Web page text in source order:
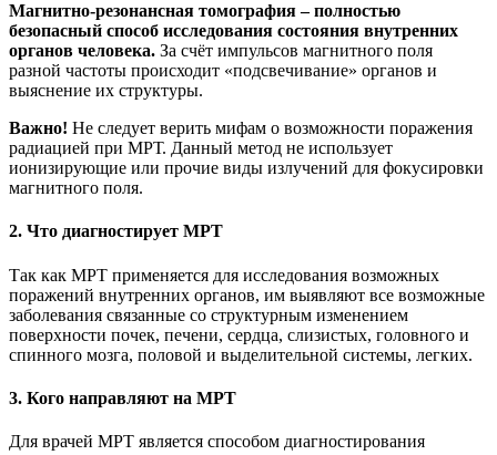
Магнитно-резонансная томография – полностью
безопасный способ исследования состояния внутренних
органов человека. За счёт импульсов магнитного поля
разной частоты происходит «подсвечивание» органов и
выяснение их структуры.
Важно! Не следует верить мифам о возможности поражения
радиацией при МРТ. Данный метод не использует
ионизирующие или прочие виды излучений для фокусировки
магнитного поля.
2. Что диагностирует МРТ
Так как МРТ применяется для исследования возможных
поражений внутренних органов, им выявляют все возможные
заболевания связанные со структурным изменением
поверхности почек, печени, сердца, слизистых, головного и
спинного мозга, половой и выделительной системы, легких.
3. Кого направляют на МРТ
Для врачей МРТ является способом диагностирования